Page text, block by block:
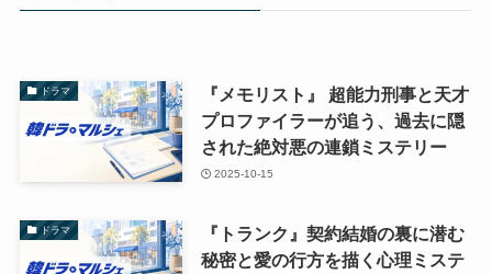
ドラマ
『メモリスト』 超能力刑事と天才
プロファイラーが追う、過去に隠
された絶対悪の連鎖ミステリー
2025-10-15
ドラマ
『トランク』契約結婚の裏に潜む
秘密と愛の行方を描く心理ミステ